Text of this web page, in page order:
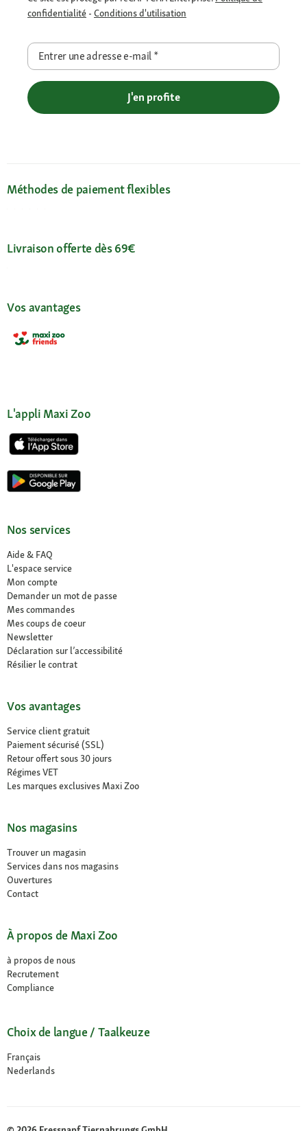
confidentialité - Conditions d'utilisation
Entrer une adresse e-mail*
J'en profite
Méthodes de paiement flexibles
Livraison offerte dès 69€
Vos avantages
L'appli Maxi Zoo
Nos services
Aide & FAQ
L'espace service
Mon compte
Demander un mot de passe
Mes commandes
Mes coups de coeur
Newsletter
Déclaration sur l’accessibilité
Résilier le contrat
Vos avantages
Service client gratuit
Paiement sécurisé (SSL)
Retour offert sous 30 jours
Régimes VET
Les marques exclusives Maxi Zoo
Nos magasins
Trouver un magasin
Services dans nos magasins
Ouvertures
Contact
À propos de Maxi Zoo
à propos de nous
Recrutement
Compliance
Choix de langue / Taalkeuze
Français
Nederlands